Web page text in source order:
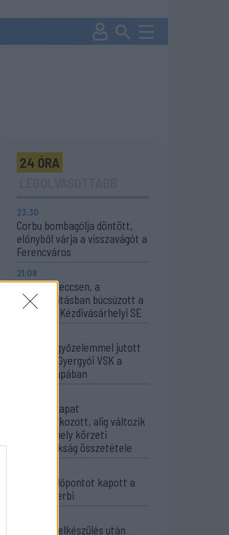
24 ÓRA
23:30
Corbu bombagólja döntött,
előnyből várja a visszavágót a
Ferencváros
21:08
Drámai meccsen, a
hosszabbításban búcsúzott a
kupától a Kézdivásárhelyi SE
Könnyed győzelemmel jutott
tovább a Gyergyói VSK a
Román Kupában
Minden csapat
visszaíratkozott, alig változik
az Udvarhely körzeti
focibajnokság összetétele
Kezdési időpontot kapott a
székely derbi
Intenzív felkészülés után